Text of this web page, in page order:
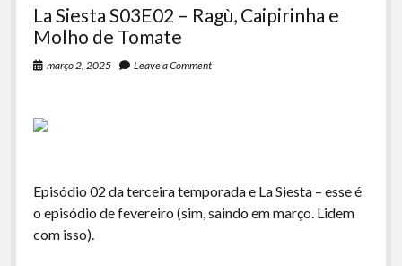
La Siesta S03E02 – Ragù, Caipirinha e
Molho de Tomate
março 2, 2025 Leave a Comment
Episódio 02 da terceira temporada e La Siesta – esse é
o episódio de fevereiro (sim, saindo em março. Lidem
com isso).